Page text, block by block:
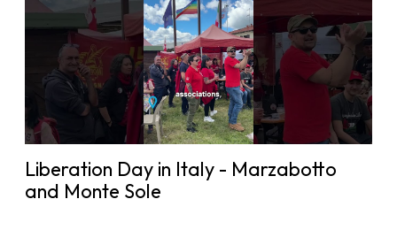
Liberation Day in Italy - Marzabotto
and Monte Sole